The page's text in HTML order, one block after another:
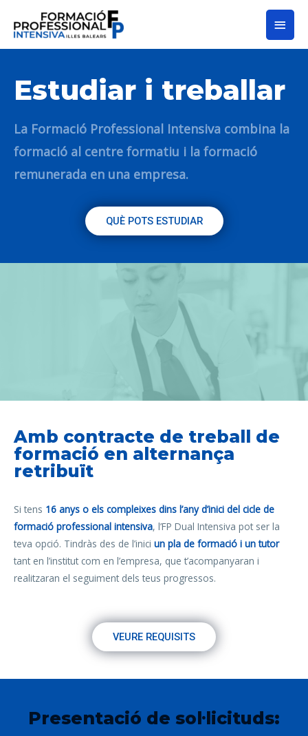
Estudiar i treballar
La Formació Professional Intensiva combina la
formació al centre formatiu i la formació
remunerada en una empresa.
QUÈ POTS ESTUDIAR
Amb contracte de treball de
formació en alternança
retribuït
Si tens 16 anys o els compleixes dins l’any d’inici del cicle de
formació professional intensiva, l’FP Dual Intensiva pot ser la
teva opció. Tindràs des de l’inici un pla de formació i un tutor
tant en l’institut com en l’empresa, que t’acompanyaran i
realitzaran el seguiment dels teus progressos.
VEURE REQUISITS
Presentació de sol·licituds: